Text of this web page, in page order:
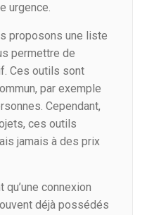
urgence.
proposons une liste
permettre de
Ces outils sont
par exemple
Cependant,
ces outils
jamais à des prix
connexion
déjà possédés